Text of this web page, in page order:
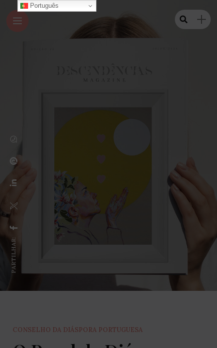
PARTILHAR:
CONSELHO DA DIÁSPORA PORTUGUESA
Português